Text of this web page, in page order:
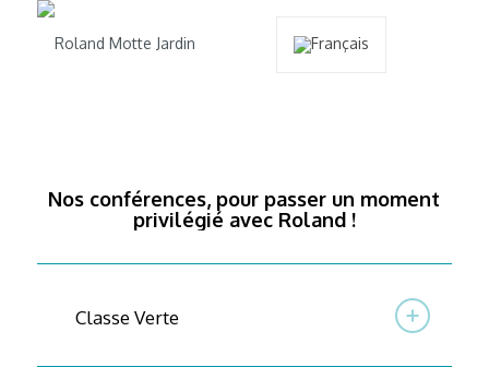
Nos conférences, pour passer un moment
privilégié avec Roland !
Classe Verte